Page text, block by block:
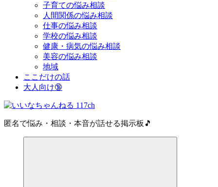
子育ての悩み相談
人間関係の悩み相談
仕事の悩み相談
学校の悩み相談
健康・病気の悩み相談
美容の悩み相談
地域
ここだけの話
大人向け🔞
匿名で悩み・相談・本音が話せる掲示板🎵